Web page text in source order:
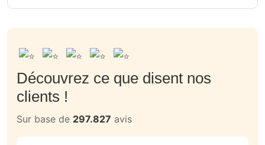
Découvrez ce que disent nos
clients !
Sur base de 297.827 avis